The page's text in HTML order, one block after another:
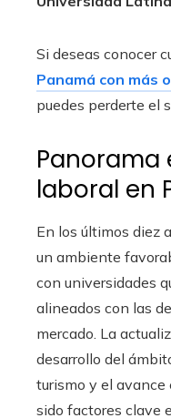
Si deseas conocer
Panamá con más
puedes perderte el
laboral en
En los últimos diez
un ambiente
con universidades
alineados con las
mercado. La
desarrollo del
turismo y el avance
sido factores clave